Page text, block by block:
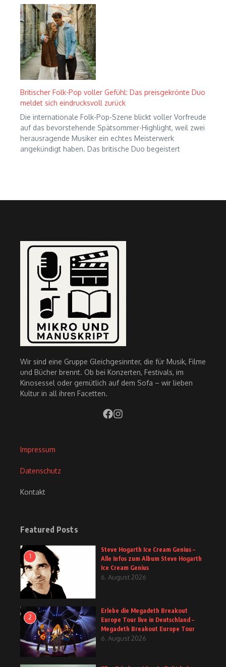
Britischer Folk-Pop voller Gefühl: Das preisgekrönte Duo
meldet sich eindrucksvoll zurück
Die internationale Folk-Pop-Szene blickt voller Vorfreude
auf das bevorstehende Spätsommer-Highlight, weil zwei
herausragende Musiker ein echtes Meisterwerk
angekündigt haben. Das britische Duo begeistert
Wir sind eine Gruppe Gleichgesinnter, die für Musik, Filme
und Bücher brennt. Ob bei Konzerten, Festivals, im
Kinosessel oder gemütlich auf dem Sofa – wir lieben
Kultur in all ihren Facetten.
Impressum
Datenschutz
Kontakt
Featured Posts
1
Steve Hogarth Ice Cream Genius –
Alle Infos zum Album Steve Hogarth
Ice Cream Genius
6. August 2026
2
Erlebe die Megadeth Breakout
Europe Tour live in Deutschland –
Megadeth Breakout Europe Tour
6. August 2026